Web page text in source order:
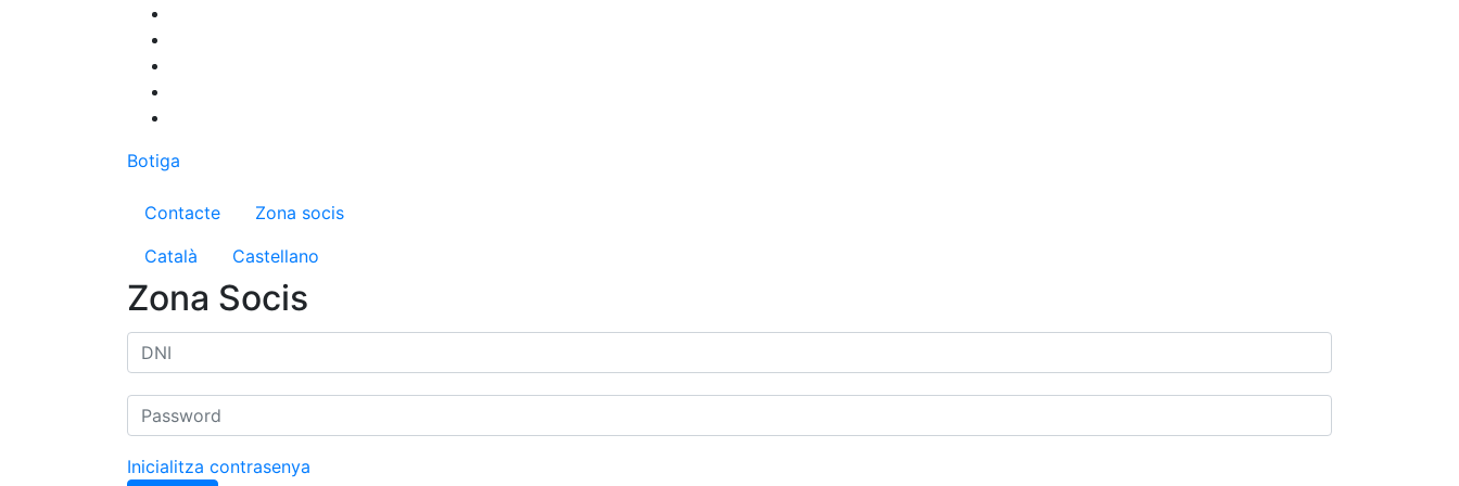
Botiga
Menú del compte d'usuari
Contacte
Zona socis
Català
Castellano
Zona Socis
Inicialitza contrasenya